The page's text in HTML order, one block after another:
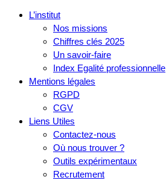
L’institut
Nos missions
Chiffres clés 2025
Un savoir-faire
Index Egalité professionnelle
Mentions légales
RGPD
CGV
Liens Utiles
Contactez-nous
Où nous trouver ?
Outils expérimentaux
Recrutement